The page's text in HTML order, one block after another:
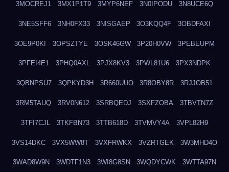
3MOCREJ1 3MX1P1T9 3MYP6NEF 3N0IPODU 3N8UCE6Q
3NE5SFF6 3NH0FX33 3NISGAEP 3O3KQQ4F 3OBDFAXI
3OE9P0KI 3OPSZTYE 3OSK46GW 3P20H0VW 3PEBEUPM
3PFEI4E1 3PHQ0AXL 3PJX8KV3 3PWL81U6 3PX3NDPK
3QBNPSU7 3QPKYD3H 3R660UUO 3R8OBY8R 3RJJOB51
3RM5TAUQ 3RV0N612 3SRBQEDJ 3SXFZOBA 3TBVTN7Z
3TFI7CJL 3TKFBN73 3TTB618D 3TVMVY4A 3VPL82H9
3VS14DKC 3VX5WW8T 3VXFRWKX 3VZRTGEK 3W3MHD4O
3WAD8W9N 3WDTF1N3 3WI8G8SN 3WQDYCWK 3WTTA97N